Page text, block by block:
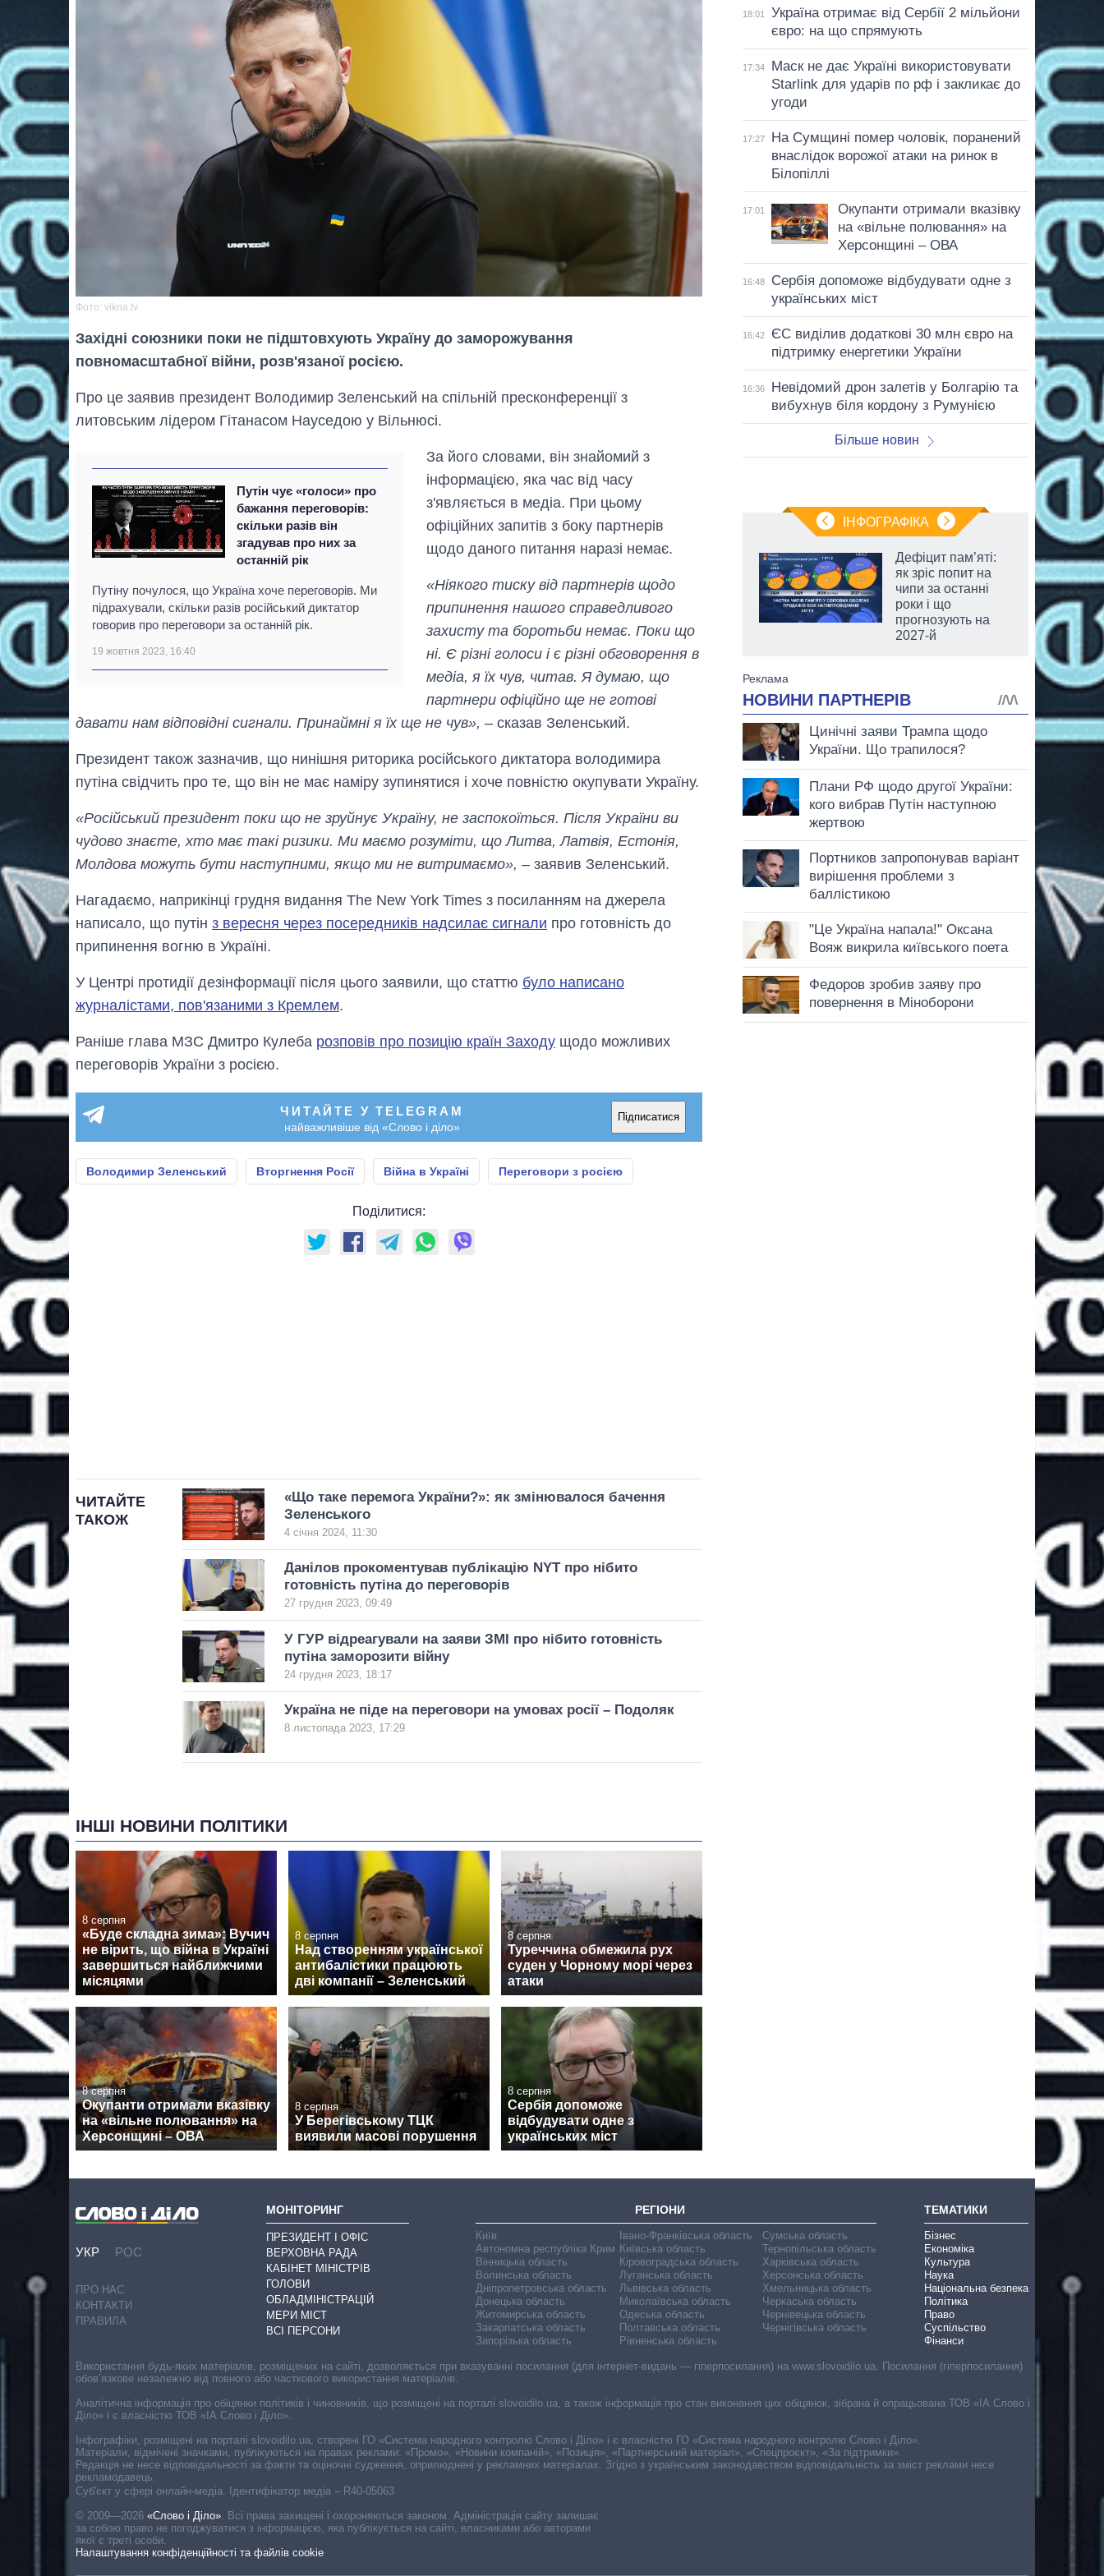
Фото: vikna.tv
Західні союзники поки не підштовхують Україну до заморожування
повномасштабної війни, розв'язаної росією.
Про це заявив президент Володимир Зеленський на спільній пресконференції з
литовським лідером Гітанасом Науседою у Вільнюсі.
Путін чує «голоси» про
бажання переговорів:
скільки разів він
згадував про них за
останній рік
Путіну почулося, що Україна хоче переговорів. Ми
підрахували, скільки разів російський диктатор
говорив про переговори за останній рік.
19 жовтня 2023, 16:40
За його словами, він знайомий з
інформацією, яка час від часу
з'являється в медіа. При цьому
офіційних запитів з боку партнерів
щодо даного питання наразі немає.
«Ніякого тиску від партнерів щодо
припинення нашого справедливого
захисту та боротьби немає. Поки що
ні. Є різні голоси і є різні обговорення в
медіа, я їх чув, читав. Я думаю, що
партнери офіційно ще не готові
давати нам відповідні сигнали. Принаймні я їх ще не чув», – сказав Зеленський.
Президент також зазначив, що нинішня риторика російського диктатора володимира
путіна свідчить про те, що він не має наміру зупинятися і хоче повністю окупувати Україну.
«Російський президент поки що не зруйнує Україну, не заспокоїться. Після України ви
чудово знаєте, хто має такі ризики. Ми маємо розуміти, що Литва, Латвія, Естонія,
Молдова можуть бути наступними, якщо ми не витримаємо», – заявив Зеленський.
Нагадаємо, наприкінці грудня видання The New York Times з посиланням на джерела
написало, що путін з вересня через посередників надсилає сигнали про готовність до
припинення вогню в Україні.
У Центрі протидії дезінформації після цього заявили, що статтю було написано
журналістами, пов'язаними з Кремлем.
Раніше глава МЗС Дмитро Кулеба розповів про позицію країн Заходу щодо можливих
переговорів України з росією.
ЧИТАЙТЕ У TELEGRAM
найважливіше від «Слово і діло»
Підписатися
Володимир Зеленський Вторгнення Росії Війна в Україні Переговори з росією
Поділитися:
ЧИТАЙТЕ
ТАКОЖ
«Що таке перемога України?»: як змінювалося бачення
Зеленського
4 січня 2024, 11:30
Данілов прокоментував публікацію NYT про нібито
готовність путіна до переговорів
27 грудня 2023, 09:49
У ГУР відреагували на заяви ЗМІ про нібито готовність
путіна заморозити війну
24 грудня 2023, 18:17
Україна не піде на переговори на умовах росії – Подоляк
8 листопада 2023, 17:29
ІНШІ НОВИНИ ПОЛІТИКИ
8 серпня
«Буде складна зима»: Вучич
не вірить, що війна в Україні
завершиться найближчими
місяцями
8 серпня
Над створенням української
антибалістики працюють
дві компанії – Зеленський
8 серпня
Туреччина обмежила рух
суден у Чорному морі через
атаки
8 серпня
Окупанти отримали вказівку
на «вільне полювання» на
Херсонщині – ОВА
8 серпня
У Берегівському ТЦК
виявили масові порушення
8 серпня
Сербія допоможе
відбудувати одне з
українських міст
18:01
Україна отримає від Сербії 2 мільйони
євро: на що спрямують
17:34
Маск не дає Україні використовувати
Starlink для ударів по рф і закликає до
угоди
17:27
На Сумщині помер чоловік, поранений
внаслідок ворожої атаки на ринок в
Білопіллі
17:01
Окупанти отримали вказівку
на «вільне полювання» на
Херсонщині – ОВА
16:48
Сербія допоможе відбудувати одне з
українських міст
16:42
ЄС виділив додаткові 30 млн євро на
підтримку енергетики України
16:36
Невідомий дрон залетів у Болгарію та
вибухнув біля кордону з Румунією
Більше новин
ІНФОГРАФІКА
Скільки картоплі
Україні до і під час
великої війни
Дефіцит пам’яті:
як зріс попит на
чипи за останні
роки і що
прогнозують на
2027-й
УКР РОС
ПРО НАС
КОНТАКТИ
ПРАВИЛА
МОНІТОРИНГ
ПРЕЗИДЕНТ І ОФІС
ВЕРХОВНА РАДА
КАБІНЕТ МІНІСТРІВ
ГОЛОВИ
ОБЛАДМІНІСТРАЦІЙ
МЕРИ МІСТ
ВСІ ПЕРСОНИ
РЕГІОНИ
Київ
Автономна республіка Крим
Вінницька область
Волинська область
Дніпропетровська область
Донецька область
Житомирська область
Закарпатська область
Запорізька область
Івано-Франківська область
Київська область
Кіровоградська область
Луганська область
Львівська область
Миколаївська область
Одеська область
Полтавська область
Рівненська область
Сумська область
Тернопільська область
Харківська область
Херсонська область
Хмельницька область
Черкаська область
Чернівецька область
Чернігівська область
ТЕМАТИКИ
Бізнес
Економіка
Культура
Наука
Національна безпека
Політика
Право
Суспільство
Фінанси
Cуб'єкт у сфері онлайн-медіа. Ідентифікатор медіа – R40-05063
© 2009—2026 «Слово і Діло». Всі права захищені і охороняються законом. Адміністрація сайту залишає
за собою право не погоджуватися з інформацією, яка публікується на сайті, власниками або авторами
якої є треті особи.
Налаштування конфіденційності та файлів cookie
Використання будь-яких матеріалів, розміщених на сайті, дозволяється при вказуванні посилання (для інтернет-видань — гіперпосилання) на www.slovoidilo.ua. Посилання (гіперпосилання)
обов’язкове незалежно від повного або часткового використання матеріалів.
Аналітична інформація про обіцянки політиків і чиновників, що розміщені на порталі slovoidilo.ua, а також інформація про стан виконання цих обіцянок, зібрана й опрацьована ТОВ «ІА Слово і
Діло» і є власністю ТОВ «ІА Слово і Діло».
Інфографіки, розміщені на порталі slovoidilo.ua, створені ГО «Система народного контролю Слово і Діло» і є власністю ГО «Система народного контролю Слово і Діло».
Матеріали, відмічені значками, публікуються на правах реклами: «Промо», «Новини компаній», «Позиція», «Партнерський матеріал», «Спецпроєкт», «За підтримки».
Редакція не несе відповідальності за факти та оціночні судження, оприлюднені у рекламних матеріалах. Згідно з українським законодавством відповідальність за зміст реклами несе
рекламодавець.